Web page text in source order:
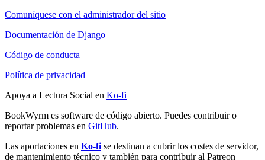
Comuníquese con el administrador del sitio
Documentación de Django
Código de conducta
Política de privacidad
Apoya a Lectura Social en Ko-fi
BookWyrm es software de código abierto. Puedes contribuir o
reportar problemas en GitHub.
Las aportaciones en Ko-fi se destinan a cubrir los costes de servidor,
de mantenimiento técnico y también para contribuir al Patreon